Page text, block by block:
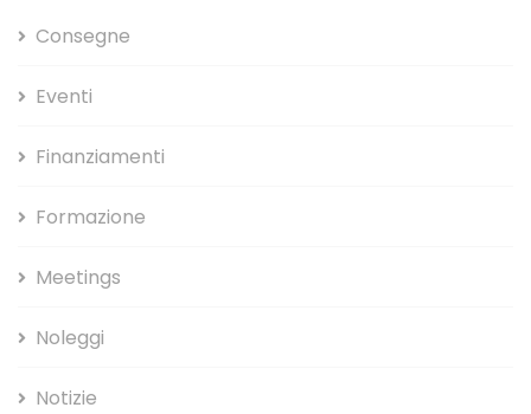
Consegne
Eventi
Finanziamenti
Formazione
Meetings
Noleggi
Notizie